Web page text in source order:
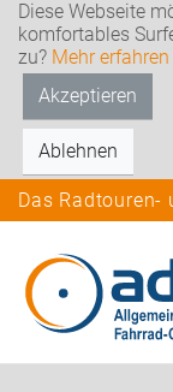
Diese Webseite
komfortables
zu? Mehr erfahren
Akzeptieren
Ablehnen
Das Radtouren-